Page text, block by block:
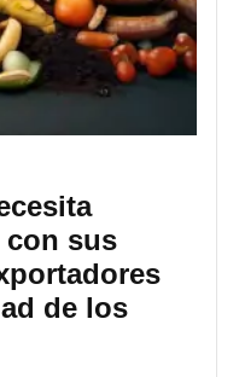
con sus
de los